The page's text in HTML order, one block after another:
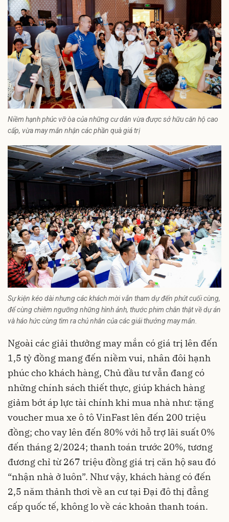
Niềm hạnh phúc vỡ òa của những cư dân vừa được sở hữu căn hộ cao
cấp, vừa may mắn nhận các phần quà giá trị
Sự kiện kéo dài nhưng các khách mời vẫn tham dự đến phút cuối cùng,
để cùng chiêm ngưỡng những hình ảnh, thước phim chân thật về dự án
và háo hức cùng tìm ra chủ nhân của các giải thưởng may mắn.
Ngoài các giải thưởng may mắn có giá trị lên đến
1,5 tỷ đồng mang đến niềm vui, nhân đôi hạnh
phúc cho khách hàng, Chủ đầu tư vẫn đang có
những chính sách thiết thực, giúp khách hàng
giảm bớt áp lực tài chính khi mua nhà như: tặng
voucher mua xe ô tô VinFast lên đến 200 triệu
đồng; cho vay lên đến 80% với hỗ trợ lãi suất 0%
đến tháng 2/2024; thanh toán trước 20%, tương
đương chỉ từ 267 triệu đồng giá trị căn hộ sau đó
“nhận nhà ở luôn”. Như vậy, khách hàng có đến
2,5 năm thảnh thơi về an cư tại Đại đô thị đẳng
cấp quốc tế, không lo về các khoản thanh toán.